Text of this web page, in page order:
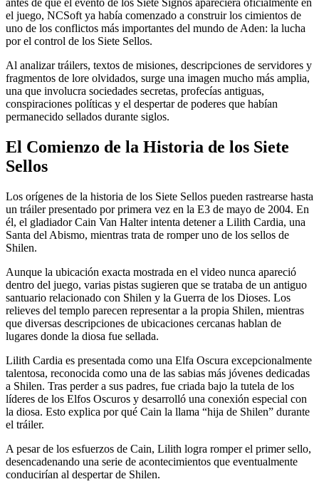
el juego, NCSoft ya había comenzado a construir los cimientos de
uno de los conflictos más importantes del mundo de Aden: la lucha
por el control de los Siete Sellos.
Al analizar tráilers, textos de misiones, descripciones de servidores y
fragmentos de lore olvidados, surge una imagen mucho más amplia,
una que involucra sociedades secretas, profecías antiguas,
conspiraciones políticas y el despertar de poderes que habían
permanecido sellados durante siglos.
El Comienzo de la Historia de los Siete
Sellos
Los orígenes de la historia de los Siete Sellos pueden rastrearse hasta
un tráiler presentado por primera vez en la E3 de mayo de 2004. En
él, el gladiador Cain Van Halter intenta detener a Lilith Cardia, una
Santa del Abismo, mientras trata de romper uno de los sellos de
Shilen.
Aunque la ubicación exacta mostrada en el video nunca apareció
dentro del juego, varias pistas sugieren que se trataba de un antiguo
santuario relacionado con Shilen y la Guerra de los Dioses. Los
relieves del templo parecen representar a la propia Shilen, mientras
que diversas descripciones de ubicaciones cercanas hablan de
lugares donde la diosa fue sellada.
Lilith Cardia es presentada como una Elfa Oscura excepcionalmente
talentosa, reconocida como una de las sabias más jóvenes dedicadas
a Shilen. Tras perder a sus padres, fue criada bajo la tutela de los
líderes de los Elfos Oscuros y desarrolló una conexión especial con
la diosa. Esto explica por qué Cain la llama “hija de Shilen” durante
el tráiler.
A pesar de los esfuerzos de Cain, Lilith logra romper el primer sello,
desencadenando una serie de acontecimientos que eventualmente
conducirían al despertar de Shilen.